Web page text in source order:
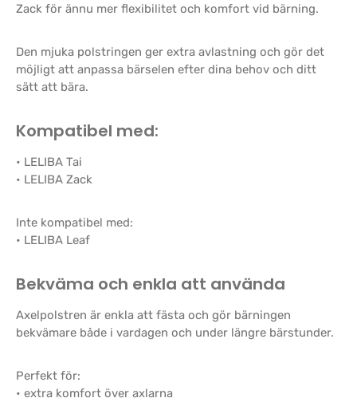
Zack för ännu mer flexibilitet och komfort vid bärning.
Den mjuka polstringen ger extra avlastning och gör det
möjligt att anpassa bärselen efter dina behov och ditt
sätt att bära.
Kompatibel med:
• LELIBA Tai
• LELIBA Zack
Inte kompatibel med:
• LELIBA Leaf
Bekväma och enkla att använda
Axelpolstren är enkla att fästa och gör bärningen
bekvämare både i vardagen och under längre bärstunder.
Perfekt för:
• extra komfort över axlarna